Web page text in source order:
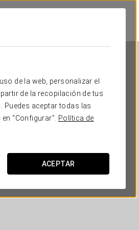
de la web, personalizar el
de la recopilación de tus
Puedes aceptar todas las
“Configurar”.
Política de
ACEPTAR